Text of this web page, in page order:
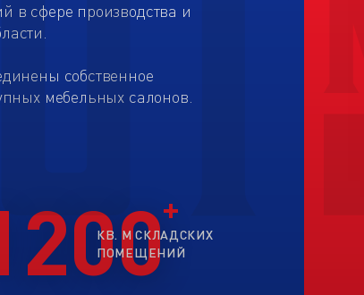
в сфере производства и
собственное
мебельных салонов.
КВ. М СКЛАДСКИХ
ПОМЕЩЕНИЙ